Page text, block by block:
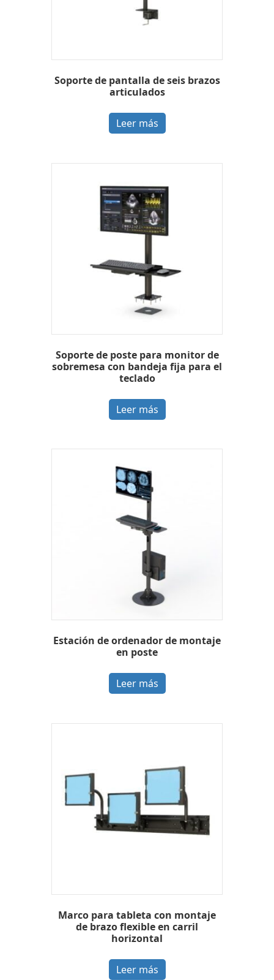
Soporte de pantalla de seis brazos
articulados
Leer más
Soporte de poste para monitor de
sobremesa con bandeja fija para el
teclado
Leer más
Estación de ordenador de montaje
en poste
Leer más
Marco para tableta con montaje
de brazo flexible en carril
horizontal
Leer más